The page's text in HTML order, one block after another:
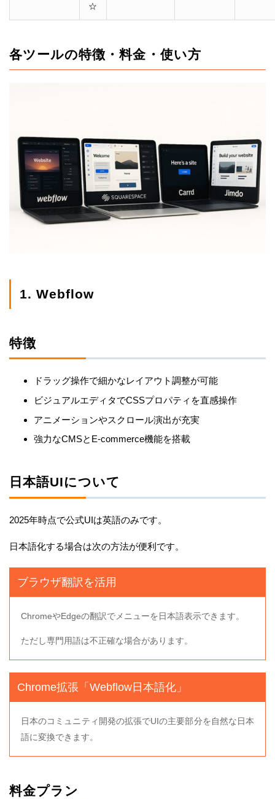
☆
各ツールの特徴・料金・使い方
1. Webflow
特徴
ドラッグ操作で細かなレイアウト調整が可能
ビジュアルエディタでCSSプロパティを直感操作
アニメーションやスクロール演出が充実
強力なCMSとE-commerce機能を搭載
日本語UIについて
2025年時点で公式UIは英語のみです。
日本語化する場合は次の方法が便利です。
ブラウザ翻訳を活用
ChromeやEdgeの翻訳でメニューを日本語表示できます。
ただし専門用語は不正確な場合があります。
Chrome拡張「Webflow日本語化」
日本のコミュニティ開発の拡張でUIの主要部分を自然な日本
語に変換できます。
料金プラン